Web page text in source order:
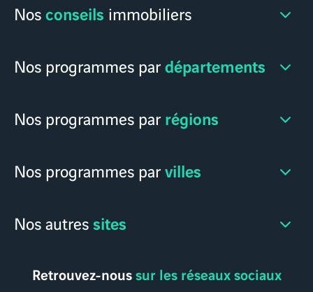
Nosconseils immobiliers
Nos programmes pardépartements
Nos programmes par régions
Nos programmes parvilles
Nos autressites
Retrouvez-noussur les réseaux sociaux